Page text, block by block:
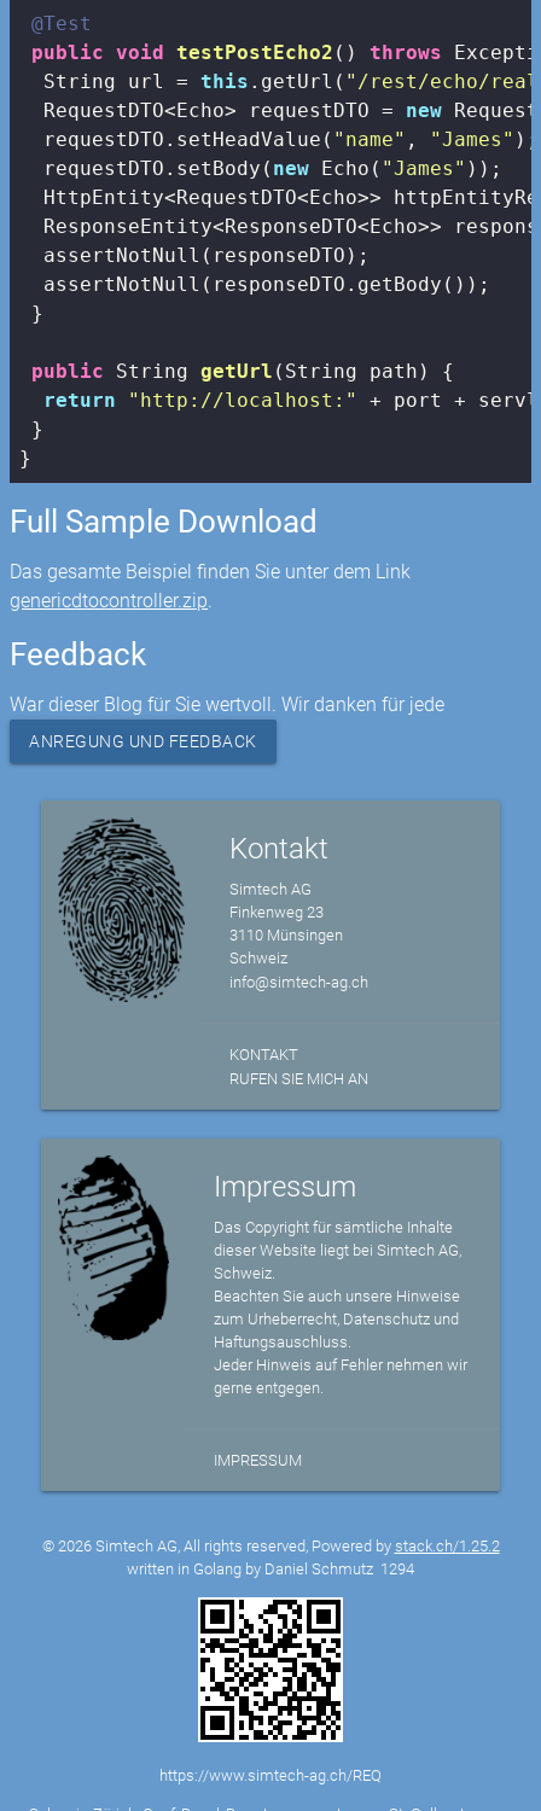
@Test
public void testPostEcho2 () throws
  String url =
this .getUrl( "/rest/echo/
  RequestDTO<Echo> requestDTO =
new
  requestDTO.setHeadValue(
"name" , "James" );
  requestDTO.setBody(
new Echo( "James" ));
HttpEntity<RequestDTO<Echo>>
ResponseEntity<ResponseDTO<Echo>>
  assertNotNull(responseDTO);
  assertNotNull(responseDTO.getBody());
}
public String getUrl (String path)
{
return
"http://localhost:"
+ port +
}
}
Full Sample Download
Das gesamte Beispiel finden Sie unter dem Link
genericdtocontroller.zip.
Feedback
War dieser Blog für Sie wertvoll. Wir danken für jede
ANREGUNG UND FEEDBACK
Kontakt
Simtech AG
Finkenweg 23
3110 Münsingen
Schweiz
info@simtech-ag.ch
KONTAKT
RUFEN SIE MICH AN
Impressum
Das Copyright für sämtliche Inhalte
dieser Website liegt bei Simtech AG,
Schweiz.
Beachten Sie auch unsere Hinweise
zum Urheberrecht, Datenschutz und
Haftungsauschluss.
Jeder Hinweis auf Fehler nehmen wir
gerne entgegen.
IMPRESSUM
© 2026 Simtech AG, All rights reserved, Powered by stack.ch/1.25.2
written in Golang by Daniel Schmutz 1294
https://www.simtech-ag.ch/REQ